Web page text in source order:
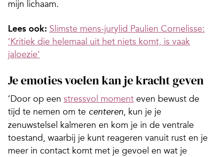
mijn lichaam.
Lees ook: Slimste mens-jurylid Paulien Cornelisse:
‘Kritiek die helemaal uit het niets komt, is vaak
jaloezie’
Je emoties voelen kan je kracht geven
‘Door op een stressvol moment even bewust de
tijd te nemen om te centeren, kun je je
zenuwstelsel kalmeren en kom je in de ventrale
toestand, waarbij je kunt reageren vanuit rust en je
meer in contact komt met je gevoel en wat je